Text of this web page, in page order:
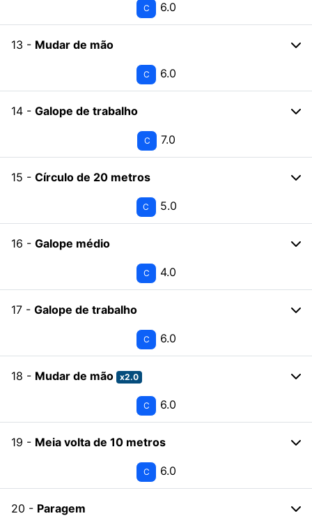
C 6.0
13 - Mudar de mão
C 6.0
14 - Galope de trabalho
C 7.0
15 - Círculo de 20 metros
C 5.0
16 - Galope médio
C 4.0
17 - Galope de trabalho
C 6.0
18 - Mudar de mão x2.0
C 6.0
19 - Meia volta de 10 metros
C 6.0
20 - Paragem